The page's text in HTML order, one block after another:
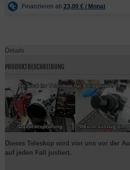
Details
PRODUKTBESCHREIBUNG
Dieses Teleskop wird von uns vor der
auf jeden Fall justiert.